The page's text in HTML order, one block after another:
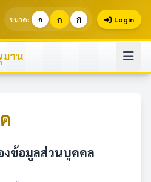
ขนาด: ก ก ก Login
มาน
งข้อมูลส่วนบุคคล